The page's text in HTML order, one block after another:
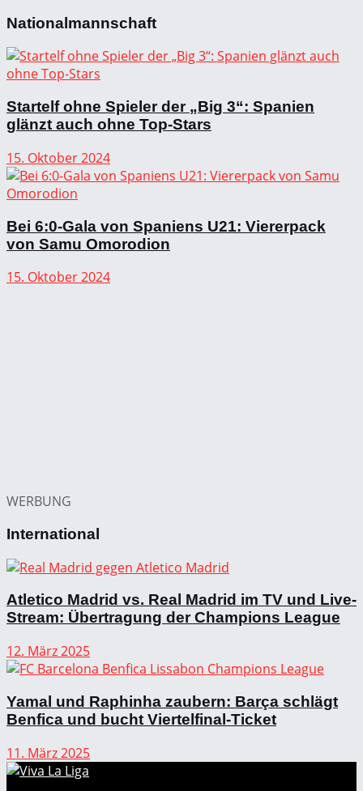
Nationalmannschaft
Startelf ohne Spieler der „Big 3“: Spanien
glänzt auch ohne Top-Stars
15. Oktober 2024
Bei 6:0-Gala von Spaniens U21: Viererpack
von Samu Omorodion
15. Oktober 2024
WERBUNG
International
Atletico Madrid vs. Real Madrid im TV und Live-
Stream: Übertragung der Champions League
12. März 2025
Yamal und Raphinha zaubern: Barça schlägt
Benfica und bucht Viertelfinal-Ticket
11. März 2025